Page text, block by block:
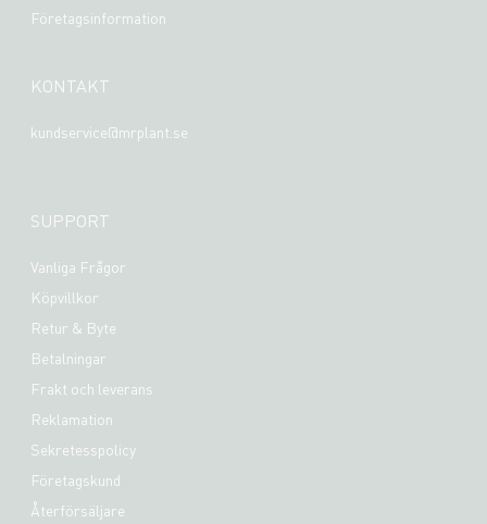
Företagsinformation
KONTAKT
kundservice@mrplant.se
SUPPORT
Vanliga Frågor
Köpvillkor
Retur & Byte
Betalningar
Frakt och leverans
Reklamation
Sekretesspolicy
Företagskund
Återförsäljare